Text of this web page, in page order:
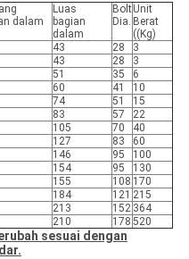
dalam
Luas
bagian
dalam
Bolt
Dia.
Unit
Berat
((Kg)
43 28
3
43 28
3
51 35
6
60 41
10
74 51
15
83 57
22
105 70
40
127 83
60
146 95
100
154 95
130
155 108 170
184 121 215
213 152 364
210 178 520
sesuai dengan